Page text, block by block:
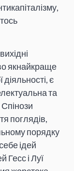
якнайкраще
є
та
поглядів,
порядку
ідей
Гесс і Луї